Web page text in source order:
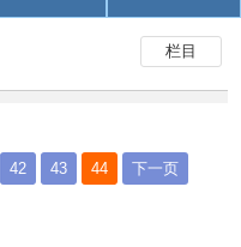
栏目
42 43 44
下一页